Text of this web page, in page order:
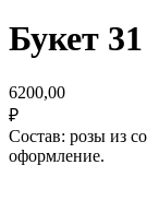
Букет
6200,00
₽
Состав: розы из
оформление.